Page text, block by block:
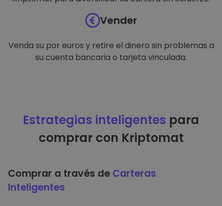
Vender
Venda su por euros y retire el dinero sin problemas a
su cuenta bancaria o tarjeta vinculada.
Estrategias inteligentes para
comprar con Kriptomat
Comprar a través de Carteras
Inteligentes